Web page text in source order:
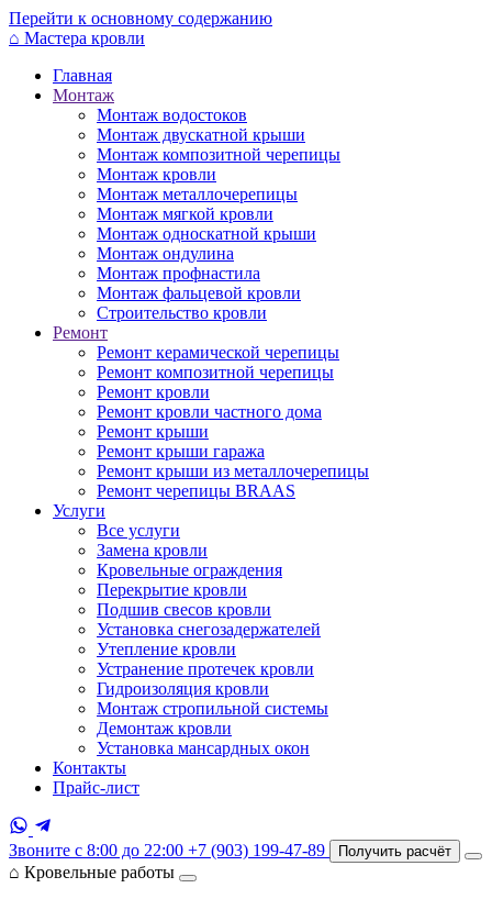
Перейти к основному содержанию
⌂ Мастера кровли
Главная
Монтаж
Монтаж водостоков
Монтаж двускатной крыши
Монтаж композитной черепицы
Монтаж кровли
Монтаж металлочерепицы
Монтаж мягкой кровли
Монтаж односкатной крыши
Монтаж ондулина
Монтаж профнастила
Монтаж фальцевой кровли
Строительство кровли
Ремонт
Ремонт керамической черепицы
Ремонт композитной черепицы
Ремонт кровли
Ремонт кровли частного дома
Ремонт крыши
Ремонт крыши гаража
Ремонт крыши из металлочерепицы
Ремонт черепицы BRAAS
Услуги
Все услуги
Замена кровли
Кровельные ограждения
Перекрытие кровли
Подшив свесов кровли
Установка снегозадержателей
Утепление кровли
Устранение протечек кровли
Гидроизоляция кровли
Монтаж стропильной системы
Демонтаж кровли
Установка мансардных окон
Контакты
Прайс-лист
Звоните с 8:00 до 22:00 +7 (903) 199-47-89 Получить расчёт
⌂ Кровельные работы